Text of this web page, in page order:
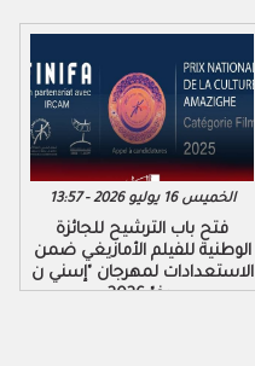
الخميس 16 يوليو 2026 - 13:57
فتح باب الترشيح للجائزة
الوطنية للفيلم الأمازيغي ضمن
الاستعدادات لمهرجان "إسني ن
ورغ" 2026